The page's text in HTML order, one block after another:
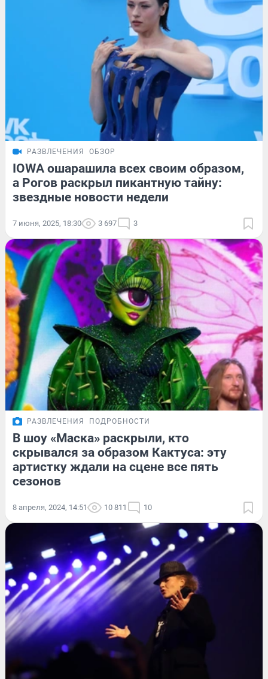
РАЗВЛЕЧЕНИЯ ОБЗОР
IOWA ошарашила всех своим образом,
а Рогов раскрыл пикантную тайну:
звездные новости недели
7 июня, 2025, 18:30 3 697 3
РАЗВЛЕЧЕНИЯ ПОДРОБНОСТИ
В шоу «Маска» раскрыли, кто
скрывался за образом Кактуса: эту
артистку ждали на сцене все пять
сезонов
8 апреля, 2024, 14:51 10 811 10